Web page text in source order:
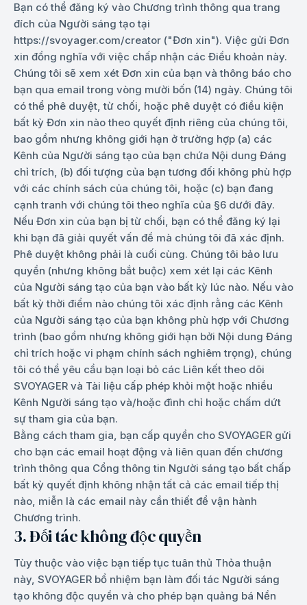
Bạn có thể đăng ký vào Chương trình thông qua trang
đích của Người sáng tạo tại
https://svoyager.com/creator ("Đơn xin"). Việc gửi Đơn
xin đồng nghĩa với việc chấp nhận các Điều khoản này.
Chúng tôi sẽ xem xét Đơn xin của bạn và thông báo cho
bạn qua email trong vòng mười bốn (14) ngày. Chúng tôi
có thể phê duyệt, từ chối, hoặc phê duyệt có điều kiện
bất kỳ Đơn xin nào theo quyết định riêng của chúng tôi,
bao gồm nhưng không giới hạn ở trường hợp (a) các
Kênh của Người sáng tạo của bạn chứa Nội dung Đáng
chỉ trích, (b) đối tượng của bạn tương đối không phù hợp
với các chính sách của chúng tôi, hoặc (c) bạn đang
cạnh tranh với chúng tôi theo nghĩa của §6 dưới đây.
Nếu Đơn xin của bạn bị từ chối, bạn có thể đăng ký lại
khi bạn đã giải quyết vấn đề mà chúng tôi đã xác định.
Phê duyệt không phải là cuối cùng. Chúng tôi bảo lưu
quyền (nhưng không bắt buộc) xem xét lại các Kênh
của Người sáng tạo của bạn vào bất kỳ lúc nào. Nếu vào
bất kỳ thời điểm nào chúng tôi xác định rằng các Kênh
của Người sáng tạo của bạn không phù hợp với Chương
trình (bao gồm nhưng không giới hạn bởi Nội dung Đáng
chỉ trích hoặc vi phạm chính sách nghiêm trọng), chúng
tôi có thể yêu cầu bạn loại bỏ các Liên kết theo dõi
SVOYAGER và Tài liệu cấp phép khỏi một hoặc nhiều
Kênh Người sáng tạo và/hoặc đình chỉ hoặc chấm dứt
sự tham gia của bạn.
Bằng cách tham gia, bạn cấp quyền cho SVOYAGER gửi
cho bạn các email hoạt động và liên quan đến chương
trình thông qua Cổng thông tin Người sáng tạo bất chấp
bất kỳ quyết định không nhận tất cả các email tiếp thị
nào, miễn là các email này cần thiết để vận hành
Chương trình.
3. Đối tác không độc quyền
Tùy thuộc vào việc bạn tiếp tục tuân thủ Thỏa thuận
này, SVOYAGER bổ nhiệm bạn làm đối tác Người sáng
tạo không độc quyền và cho phép bạn quảng bá Nền